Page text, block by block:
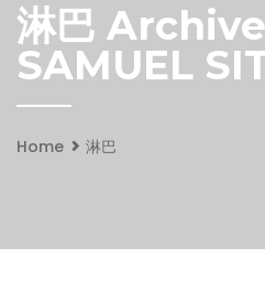
淋巴
SAMUEL
Home 淋巴